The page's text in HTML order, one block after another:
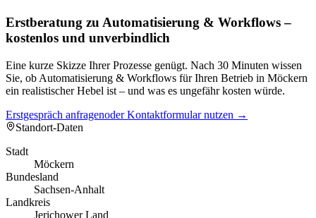
Erstberatung zu Automatisierung & Workflows –
kostenlos und unverbindlich
Eine kurze Skizze Ihrer Prozesse genügt. Nach 30 Minuten wissen
Sie, ob Automatisierung & Workflows für Ihren Betrieb in Möckern
ein realistischer Hebel ist – und was es ungefähr kosten würde.
Erstgespräch anfragenoder Kontaktformular nutzen →
Standort-Daten
Stadt
Möckern
Bundesland
Sachsen-Anhalt
Landkreis
Jerichower Land